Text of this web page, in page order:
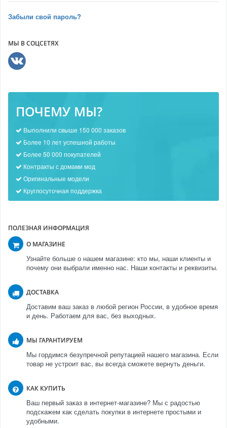
Забыли свой пароль?
МЫ В СОЦСЕТЯХ
ПОЧЕМУ МЫ?
Выполнили свыше 150 000 заказов
Более 10 лет успешной работы
Более 50 000 покупателей
Контракты с домами мод
Оригинальные модели
Круглосуточная поддержка
ПОЛЕЗНАЯ ИНФОРМАЦИЯ
О МАГАЗИНЕ
Узнайте больше о нашем магазине: кто мы, наши клиенты и
почему они выбрали именно нас. Наши контакты и реквизиты.
ДОСТАВКА
Доставим ваш заказ в любой регион России, в удобное время
и день. Работаем для вас, без выходных.
МЫ ГАРАНТИРУЕМ
Мы гордимся безупречной репутацией нашего магазина. Если
товар не устроит вас, вы всегда сможете вернуть деньги.
КАК КУПИТЬ
Ваш первый заказ в интернет-магазине? Мы с радостью
подскажем как сделать покупки в интернете простыми и
удобными.